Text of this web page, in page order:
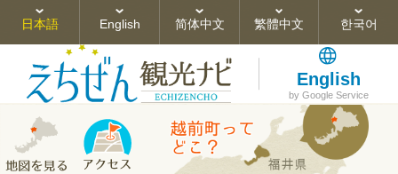
日本語 English 简体中文 繁體中文 한국어
English
by Google Service